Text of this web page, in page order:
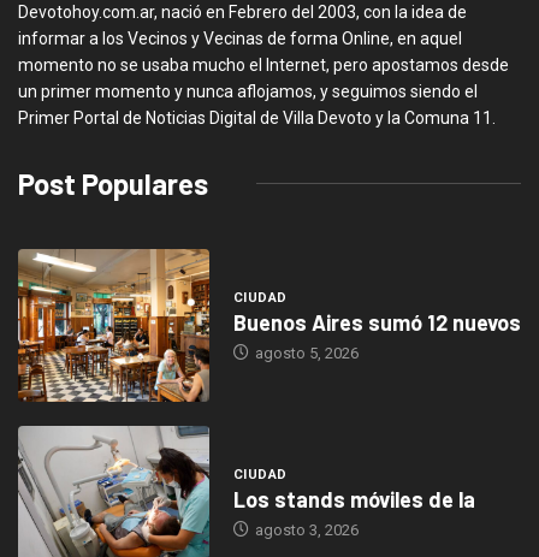
Devotohoy.com.ar, nació en Febrero del 2003, con la idea de
informar a los Vecinos y Vecinas de forma Online, en aquel
momento no se usaba mucho el Internet, pero apostamos desde
un primer momento y nunca aflojamos, y seguimos siendo el
Primer Portal de Noticias Digital de Villa Devoto y la Comuna 11.
Post Populares
CIUDAD
Buenos Aires sumó 12 nuevos
agosto 5, 2026
CIUDAD
Los stands móviles de la
agosto 3, 2026